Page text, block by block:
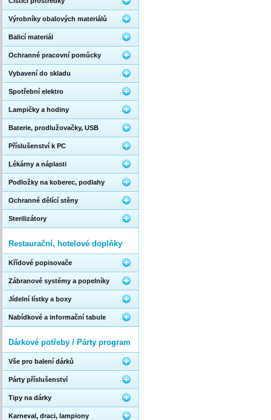
Výrobníky obalových materiálů
Balicí materiál
Ochranné pracovní pomůcky
Vybavení do skladu
Spotřební elektro
Lampičky a hodiny
Baterie, prodlužovačky, USB
Příslušenství k PC
Lékárny a náplasti
Podložky na koberec, podlahy
Ochranné dělící stěny
Sterilizátory
Restaurační, hotelové doplňky
Křídové popisovače
Zábranové systémy a popelníky
Jídelní lístky a boxy
Nabídkové a informační tabule
Dárkové potřeby / Párty program
Vše pro balení dárků
Párty příslušenství
Tipy na dárky
Karneval, draci, lampiony